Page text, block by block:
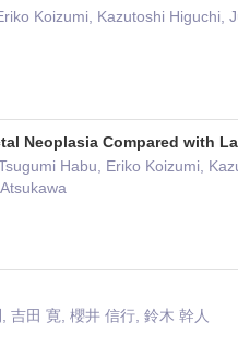
Koizumi, Kazutoshi Higuchi,
Neoplasia Compared with
Habu, Eriko Koizumi,
吉田 寛, 櫻井 信行, 鈴木 幹人